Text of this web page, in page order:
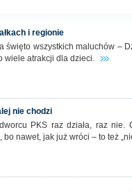
i regionie
święto wszystkich maluchów –
wiele atrakcji dla dzieci.
nie chodzi
PKS raz działa, raz nie.
nawet, jak już wróci – to też